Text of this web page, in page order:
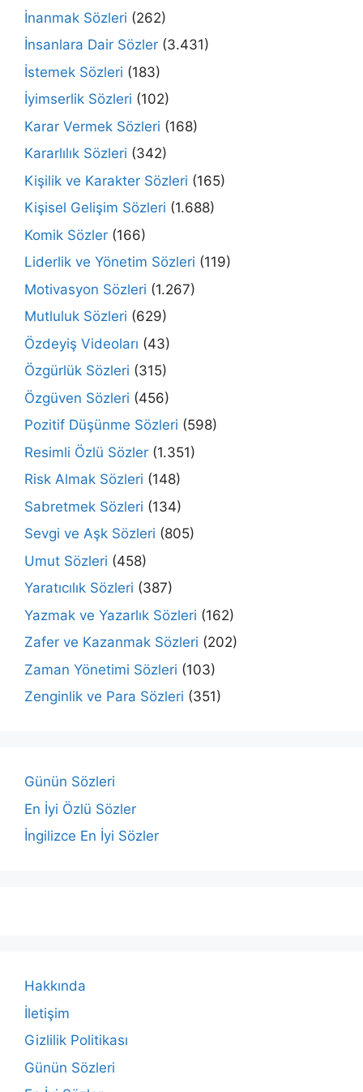
İnanmak Sözleri (262)
İnsanlara Dair Sözler (3.431)
İstemek Sözleri (183)
İyimserlik Sözleri (102)
Karar Vermek Sözleri (168)
Kararlılık Sözleri (342)
Kişilik ve Karakter Sözleri (165)
Kişisel Gelişim Sözleri (1.688)
Komik Sözler (166)
Liderlik ve Yönetim Sözleri (119)
Motivasyon Sözleri (1.267)
Mutluluk Sözleri (629)
Özdeyiş Videoları (43)
Özgürlük Sözleri (315)
Özgüven Sözleri (456)
Pozitif Düşünme Sözleri (598)
Resimli Özlü Sözler (1.351)
Risk Almak Sözleri (148)
Sabretmek Sözleri (134)
Sevgi ve Aşk Sözleri (805)
Umut Sözleri (458)
Yaratıcılık Sözleri (387)
Yazmak ve Yazarlık Sözleri (162)
Zafer ve Kazanmak Sözleri (202)
Zaman Yönetimi Sözleri (103)
Zenginlik ve Para Sözleri (351)
Günün Sözleri
En İyi Özlü Sözler
İngilizce En İyi Sözler
Hakkında
İletişim
Gizlilik Politikası
Günün Sözleri